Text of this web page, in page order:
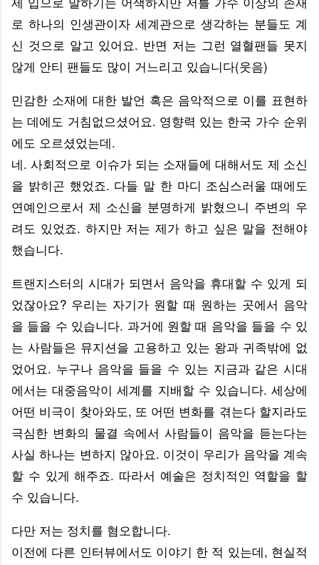
로 하나의 인생관이자 세계관으로 생각하는 분들도 계
신 것으로 알고 있어요. 반면 저는 그런 열혈팬들 못지
않게 안티 팬들도 많이 거느리고 있습니다(웃음)
민감한 소재에 대한 발언 혹은 음악적으로 이를 표현하
는 데에도 거침없으셨어요. 영향력 있는 한국 가수 순위
에도 오르셨었는데.
네. 사회적으로 이슈가 되는 소재들에 대해서도 제 소신
을 밝히곤 했었죠. 다들 말 한 마디 조심스러울 때에도
연예인으로서 제 소신을 분명하게 밝혔으니 주변의 우
려도 있었죠. 하지만 저는 제가 하고 싶은 말을 전해야
했습니다.
트랜지스터의 시대가 되면서 음악을 휴대할 수 있게 되
었잖아요? 우리는 자기가 원할 때 원하는 곳에서 음악
을 들을 수 있습니다. 과거에 원할 때 음악을 들을 수 있
는 사람들은 뮤지션을 고용하고 있는 왕과 귀족밖에 없
었어요. 누구나 음악을 들을 수 있는 지금과 같은 시대
에서는 대중음악이 세계를 지배할 수 있습니다. 세상에
어떤 비극이 찾아와도, 또 어떤 변화를 겪는다 할지라도
극심한 변화의 물결 속에서 사람들이 음악을 듣는다는
사실 하나는 변하지 않아요. 이것이 우리가 음악을 계속
할 수 있게 해주죠. 따라서 예술은 정치적인 역할을 할
수 있습니다.
다만 저는 정치를 혐오합니다.
이전에 다른 인터뷰에서도 이야기 한 적 있는데, 현실적